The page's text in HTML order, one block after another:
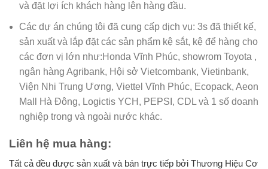
và đặt lợi ích khách hàng lên hàng đầu.
Các dự án chúng tôi đã cung cấp dịch vụ: 3s đã thiết kế,
sản xuất và lắp đặt các sản phẩm kệ sắt, kệ để hàng cho
các đơn vị lớn như:Honda Vĩnh Phúc, showrom Toyota ,
ngân hàng Agribank, Hội sở Vietcombank, Vietinbank,
Viện Nhi Trung Ương, Viettel Vĩnh Phúc, Ecopack, Aeon
Mall Hà Đông, Logictis YCH, PEPSI, CDL và 1 số doanh
nghiệp trong và ngoài nước khác.
Liên hệ mua hàng:
Tất cả đều được sản xuất và bán trực tiếp bởi Thương Hiệu Cơ